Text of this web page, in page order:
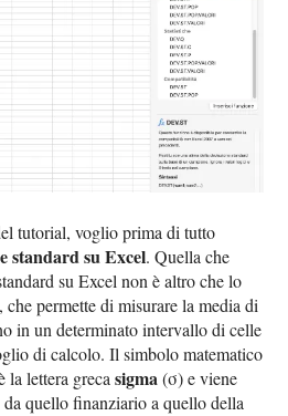
tutorial, voglio prima di tutto
standard su Excel. Quella che
su Excel non è altro che lo
, che permette di misurare la media di
in un determinato intervallo di celle
di calcolo. Il simbolo matematico
la lettera grecasigma(σ) e viene
quello finanziario a quello della